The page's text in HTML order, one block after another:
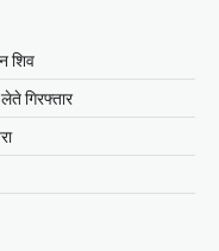
शिव
गिरफ्तार